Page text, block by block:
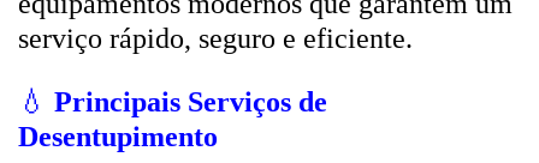
serviço rápido, seguro e eficiente.
💧 Principais Serviços de
Desentupimento